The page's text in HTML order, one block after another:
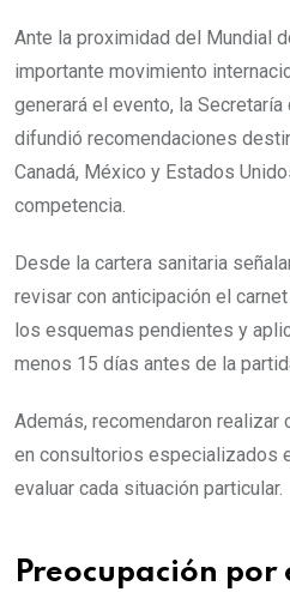
Ante la proximidad del Mundial
importante movimiento
generará el evento, la Secretaría
difundió recomendaciones
Canadá, México y Estados
competencia.
Desde la cartera sanitaria
revisar con anticipación el
los esquemas pendientes y
menos 15 días antes de la
Además, recomendaron realizar
en consultorios especializados
evaluar cada situación particular.
Preocupación por